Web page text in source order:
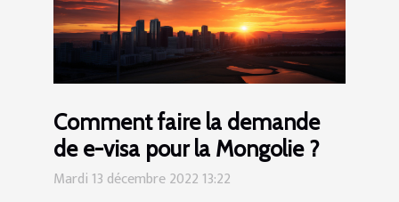
Comment faire la demande
de e-visa pour la Mongolie ?
Mardi 13 décembre 2022 13:22